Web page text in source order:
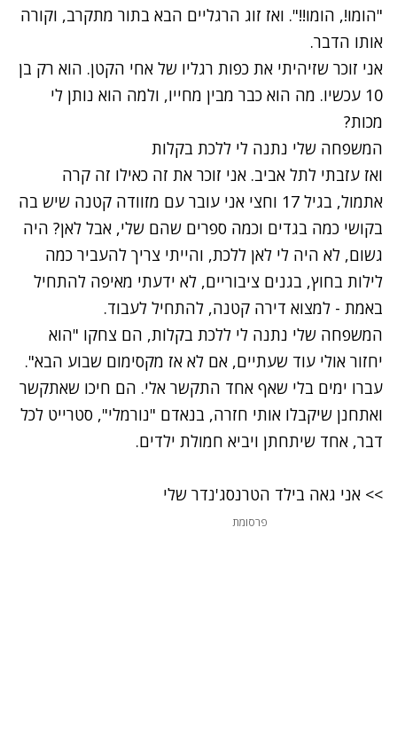
"הומו!, הומו!!". ואז זוג הרגליים הבא בתור מתקרב, וקורה
אותו הדבר.
אני זוכר שזיהיתי את כפות רגליו של אחי הקטן. הוא רק בן
10 עכשיו. מה הוא כבר מבין מחייו, ולמה הוא נותן לי
מכות?
המשפחה שלי נתנה לי ללכת בקלות
ואז עזבתי לתל אביב. אני זוכר את זה כאילו זה קרה
אתמול, בגיל 17 וחצי אני עובר עם מזוודה קטנה שיש בה
בקושי כמה בגדים וכמה ספרים שהם שלי, אבל לאן? היה
גשום, לא היה לי לאן ללכת, והייתי צריך להעביר כמה
לילות בחוץ, בגנים ציבוריים, לא ידעתי מאיפה להתחיל
באמת - למצוא דירה קטנה, להתחיל לעבוד.
המשפחה שלי נתנה לי ללכת בקלות, הם צחקו "הוא
יחזור אולי עוד שעתיים, אם לא אז מקסימום שבוע הבא".
עברו ימים בלי שאף אחד התקשר אלי. הם חיכו שאתקשר
ואתחנן שיקבלו אותי חזרה, בנאדם "נורמלי", סטרייט לכל
דבר, אחד שיתחתן ויביא חמולת ילדים.
>> אני גאה בילד הטרנסג'נדר שלי
פרסומת